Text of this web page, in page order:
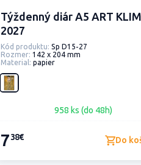
Týždenný diár A5 ART
2027
Kód produktu: Sp D15-27
Rozmer: 142 x 204 mm
Material: papier
958 ks (do 48h)
738€ Do